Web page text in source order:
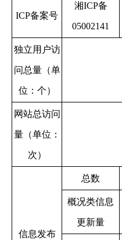
ICP备案号
湘ICP备
05002141
独立用户访
问总量（单
位：个）
网站总访问
量（单位：
次）
信息发布
总数
概况类信息
更新量